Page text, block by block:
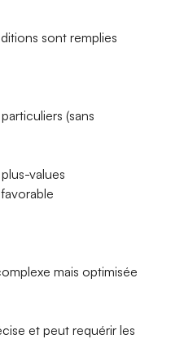
sont remplies
(sans
values
mais optimisée
et peut requérir les